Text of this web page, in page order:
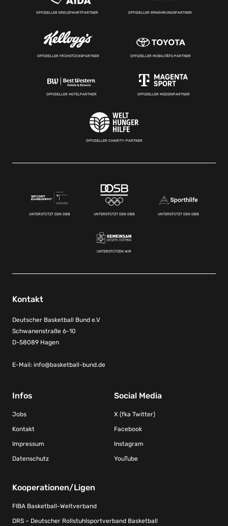
OFFIZIELLER KREUZFAHRTPARTNER OFFIZIELLER ERNÄHRUNGSPARTNER
OFFIZIELLER FRÜHSTÜCKSPARTNER OFFIZIELLER MOBILITÄTS-PARTNER
OFFIZIELLER HOTELPARTNER OFFIZIELLER MEDIENPARTNER
OFFIZIELLER CHARITY-PARTNER
UNTERSTÜTZT DEN DBB UNTERSTÜTZT DEN DBB UNTERSTÜTZT DEN DBB
UNTERSTÜTZEN WIR
Kontakt
Deutscher Basketball Bund e.V
Schwanenstraße 6-10
D-58089 Hagen
E-Mail: info@basketball-bund.de
Infos
Jobs
Kontakt
Impressum
Datenschutz
Social Media
X (fka Twitter)
Facebook
Instagram
YouTube
Kooperationen/Ligen
FIBA Basketball-Weltverband
DRS – Deutscher Rollstuhlsportverband Basketball